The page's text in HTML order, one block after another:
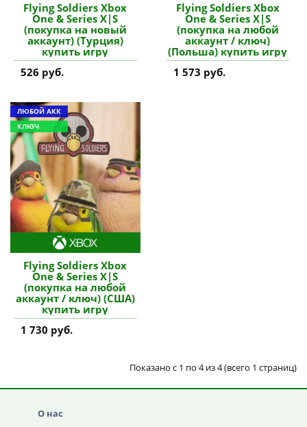
Flying Soldiers Xbox
One & Series X|S
(покупка на новый
аккаунт) (Турция)
купить игру
526 руб.
Flying Soldiers Xbox
One & Series X|S
(покупка на любой
аккаунт / ключ)
(Польша) купить игру
1 573 руб.
ЛЮБОЙ АКК
КЛЮЧ
Flying Soldiers Xbox
One & Series X|S
(покупка на любой
аккаунт / ключ) (США)
купить игру
1 730 руб.
Показано с 1 по 4 из 4 (всего 1 страниц)
О нас